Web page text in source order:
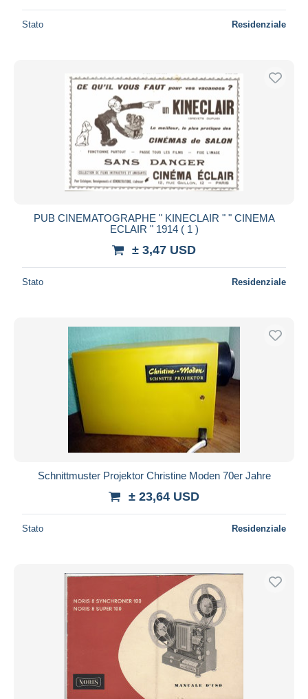
Stato Residenziale
PUB CINEMATOGRAPHE " KINECLAIR " " CINEMA
ECLAIR " 1914 ( 1 )
± 3,47 USD
Stato Residenziale
Schnittmuster Projektor Christine Moden 70er Jahre
± 23,64 USD
Stato Residenziale